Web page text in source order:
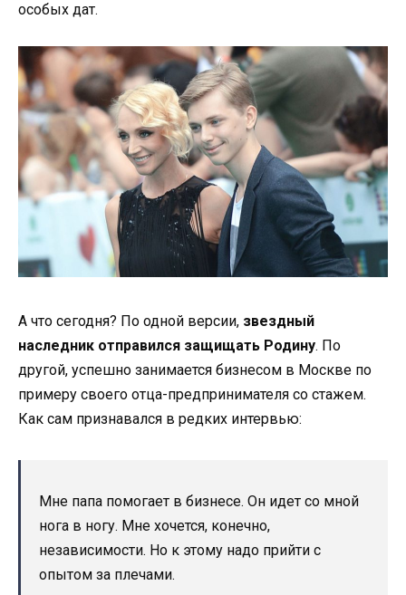
особых дат.
А что сегодня? По одной версии, звездный
наследник отправился защищать Родину. По
другой, успешно занимается бизнесом в Москве по
примеру своего отца-предпринимателя со стажем.
Как сам признавался в редких интервью:
Мне папа помогает в бизнесе. Он идет со мной
нога в ногу. Мне хочется, конечно,
независимости. Но к этому надо прийти с
опытом за плечами.